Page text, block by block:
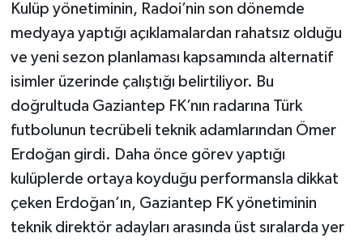
Kulüp yönetiminin, Radoi’nin son dönemde
medyaya yaptığı açıklamalardan rahatsız olduğu
ve yeni sezon planlaması kapsamında alternatif
isimler üzerinde çalıştığı belirtiliyor. Bu
doğrultuda Gaziantep FK’nın radarına Türk
futbolunun tecrübeli teknik adamlarından Ömer
Erdoğan girdi. Daha önce görev yaptığı
kulüplerde ortaya koyduğu performansla dikkat
çeken Erdoğan’ın, Gaziantep FK yönetiminin
teknik direktör adayları arasında üst sıralarda yer